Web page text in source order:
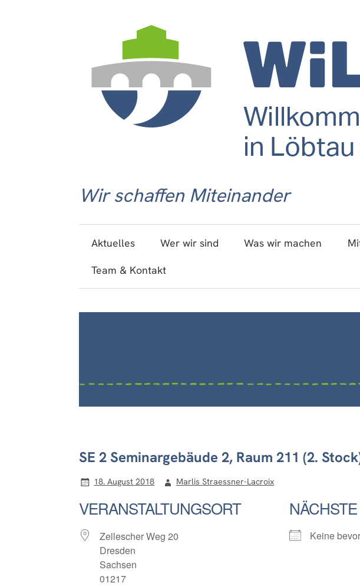
Wir schaffen Miteinander
Aktuelles Wer wir sind Was wir machen
Team & Kontakt
SE 2 Seminargebäude 2, Raum 211 (2.
18. August 2018 Marlis Straessner-Lacroix
VERANSTALTUNGSORT
Zellescher Weg 20
Dresden
Sachsen
01217
Keine